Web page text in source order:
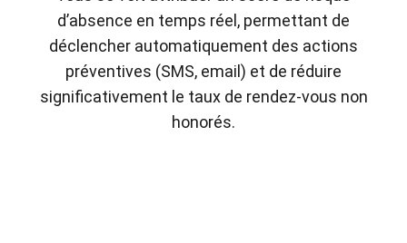
d’absence en temps réel, permettant de
déclencher automatiquement des actions
préventives (SMS, email) et de réduire
significativement le taux de rendez-vous non
honorés.